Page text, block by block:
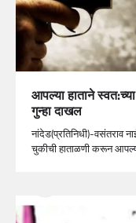
आपल्या हाताने
गुन्हा दाखल
नांदेड(प्रतिनिधी)-वसंतराव
चुकीची हाताळणी करून